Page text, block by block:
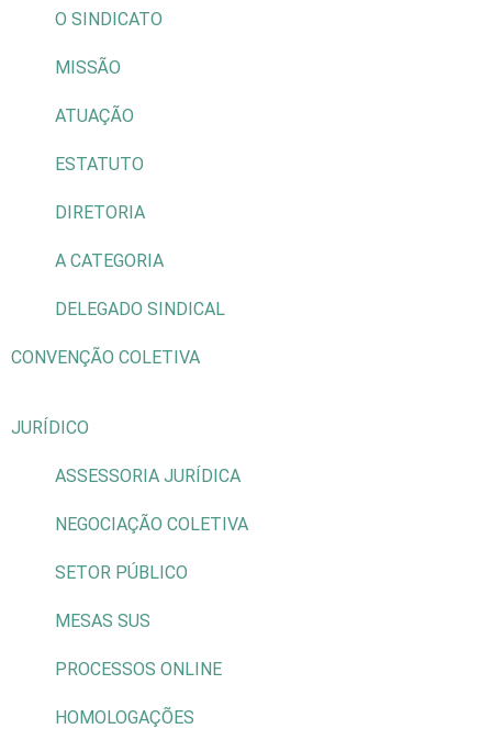
O SINDICATO
MISSÃO
ATUAÇÃO
ESTATUTO
DIRETORIA
A CATEGORIA
DELEGADO SINDICAL
CONVENÇÃO COLETIVA
JURÍDICO
ASSESSORIA JURÍDICA
NEGOCIAÇÃO COLETIVA
SETOR PÚBLICO
MESAS SUS
PROCESSOS ONLINE
HOMOLOGAÇÕES